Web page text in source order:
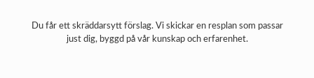
Du får ett skräddarsytt förslag. Vi skickar en resplan som passar
just dig, byggd på vår kunskap och erfarenhet.